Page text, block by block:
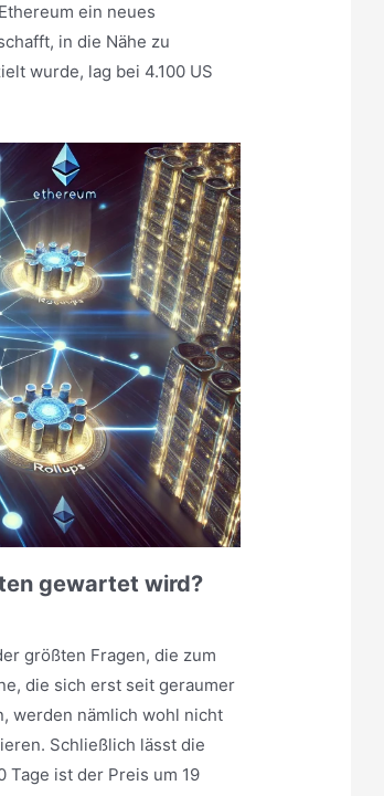
ein neues
in die Nähe zu
wurde, lag bei 4.100 US
gewartet wird?
größten Fragen, die zum
die sich erst seit geraumer
werden nämlich wohl nicht
Schließlich lässt die
ist der Preis um 19